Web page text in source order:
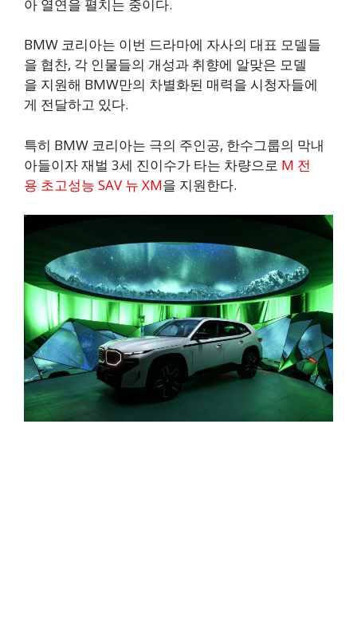
아 열연을 펼치는 중이다.
BMW 코리아는 이번 드라마에 자사의 대표 모델들
을 협찬, 각 인물들의 개성과 취향에 알맞은 모델
을 지원해 BMW만의 차별화된 매력을 시청자들에
게 전달하고 있다.
특히 BMW 코리아는 극의 주인공, 한수그룹의 막내
아들이자 재벌 3세 진이수가 타는 차량으로 M 전
용 초고성능 SAV 뉴 XM을 지원한다.